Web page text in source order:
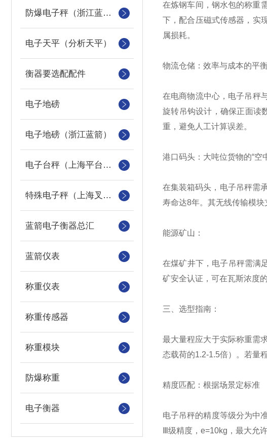
防爆电子秤（浙江蓝箭防爆秤）
电子天平（分析天平）
衡器要选配配件
电子地磅
电子地磅（浙江蓝箭）
电子台秤（上海平台称）
特殊电子秤（上海叉车秤）
蓝箭电子衡器总汇
蓝箭仪表
称重仪表
称重传感器
称重模块
防爆称重
电子衡器
在炼钢车间，钢水包的称重
下，配合压磁式传感器，实
属损耗。
物流仓储：效率与成本的平
在电商物流中心，电子吊秤
旋转吊钩设计，确保正面读
重，避免人工计算误差。
港口码头：大吨位货物的“空
在集装箱码头，电子吊秤需
寿命达8年。其无线传输模
能源矿山：
在煤矿井下，电子吊秤需满
矿安全认证，可在瓦斯浓度
三、选型指南：
最大量程应大于实际称重需
态载荷的1.2-1.5倍）。若量
精度匹配：根据场景定标准
电子吊秤的精度等级分为中
Ⅲ级精度，e=10kg，最大允